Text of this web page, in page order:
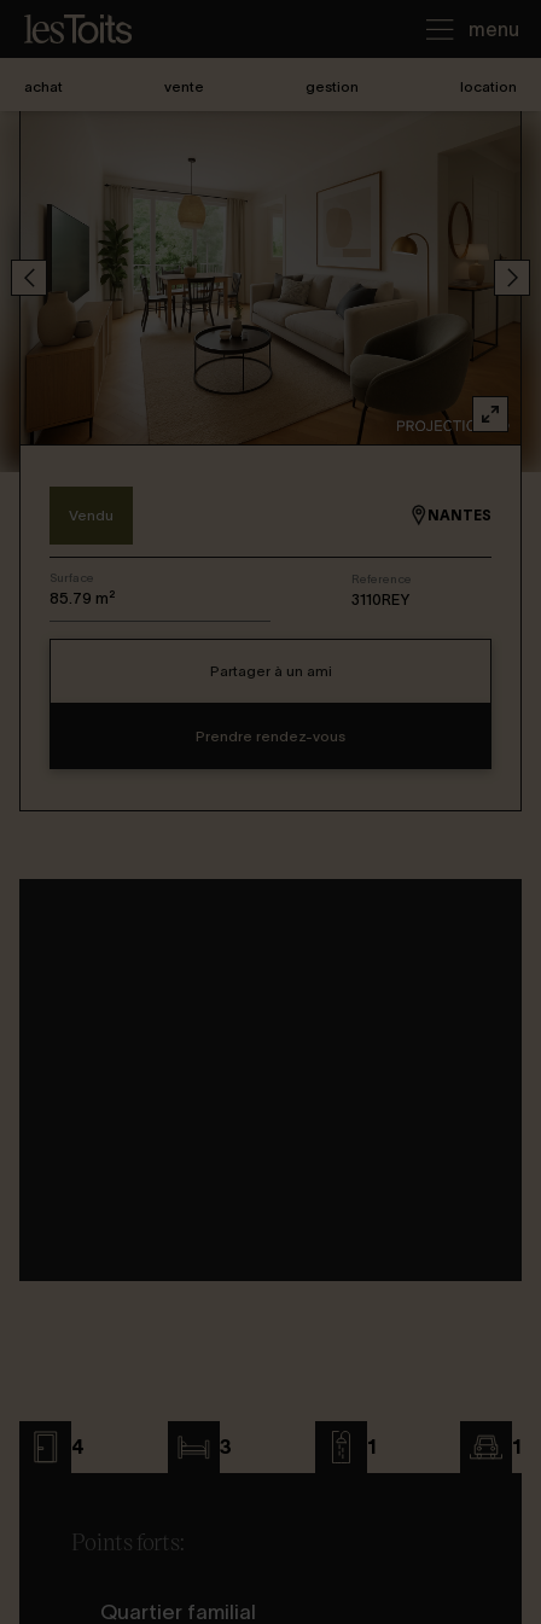
menu
Je vends
Connexion / Inscription
achat vente gestion location
Vendu NANTES
Surface
85.79 m²
Reference
3110REY
Partager à un ami
Prendre rendez-vous
4 3 1 1
Points forts:
Quartier familial